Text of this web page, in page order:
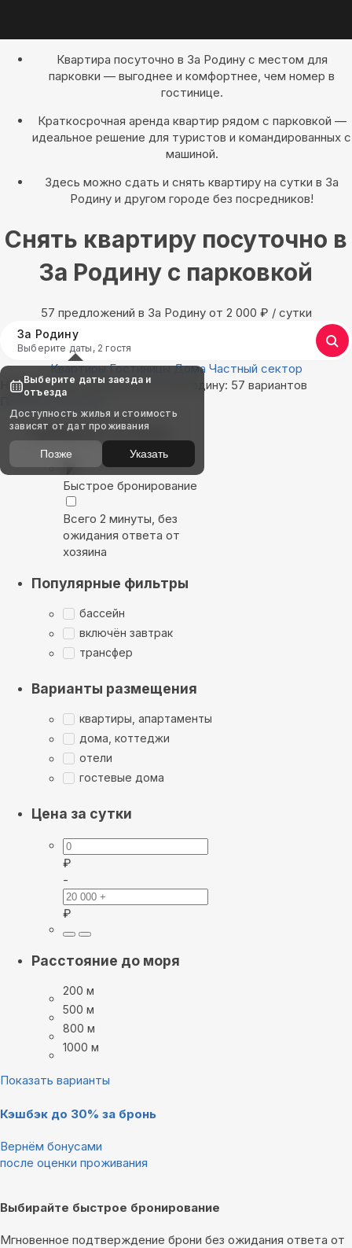
Квартира посуточно в За Родину с местом для
парковки — выгоднее и комфортнее, чем номер в
гостинице.
Краткосрочная аренда квартир рядом с парковкой —
идеальное решение для туристов и командированных с
машиной.
Здесь можно сдать и снять квартиру на сутки в За
Родину и другом городе без посредников!
Снять квартиру посуточно в
За Родину с парковкой
57 предложений в За Родину oт 2 000 ₽ / сутки
За Родину
Выберите даты, 2 гостя
Квартиры Гостиницы Дома Частный сектор
Найдём, где остановиться в За Родину: 57 вариантов
Показать на карте
Выбирайте лучшее
Быстрое бронирование
Всего 2 минуты, без
ожидания ответа от
хозяина
Популярные фильтры
бассейн
включён завтрак
трансфер
Варианты размещения
квартиры, апартаменты
дома, коттеджи
отели
гостевые дома
Цена за сутки
₽
-
₽
Расстояние до моря
200 м
500 м
800 м
1000 м
Показать варианты
Кэшбэк до 30% за бронь
Вернём бонусами
после оценки проживания
Выбирайте быстрое бронирование
Мгновенное подтверждение брони без ожидания ответа от
Выберите даты заезда и
отъезда
Доступность жилья и стоимость
зависят от дат проживания
Позже Указать